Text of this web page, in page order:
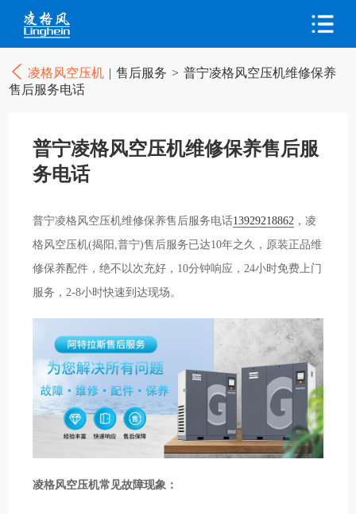
凌格风空压机 | 售后服务 > 普宁凌格风空压机维修保养
售后服务电话
普宁凌格风空压机维修保养售后服
务电话
普宁凌格风空压机维修保养售后服务电话13929218862 ，凌
格风空压机(揭阳,普宁)售后服务已达10年之久，原装正品维
修保养配件，绝不以次充好，10分钟响应，24小时免费上门
服务，2-8小时快速到达现场。
凌格风空压机常见故障现象：